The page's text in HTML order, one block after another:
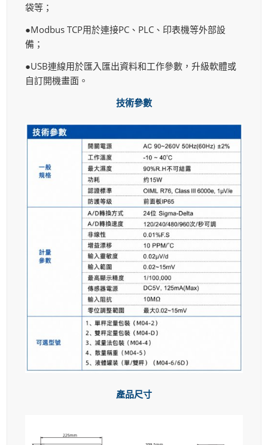
袋等；
●Modbus TCP用於連接PC、PLC、印表機等外部設
備；
●USB連線用於匯入匯出資料和工作參數，升級軟體或
自訂開機畫面。
技術參數
產品尺寸